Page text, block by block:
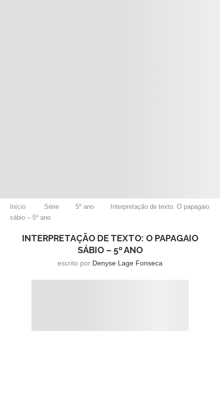
Início Série 5º ano
Interpretação de texto: O papagaio
sábio – 5º ano
INTERPRETAÇÃO DE TEXTO: O PAPAGAIO
SÁBIO – 5º ANO
escrito por Denyse Lage Fonseca